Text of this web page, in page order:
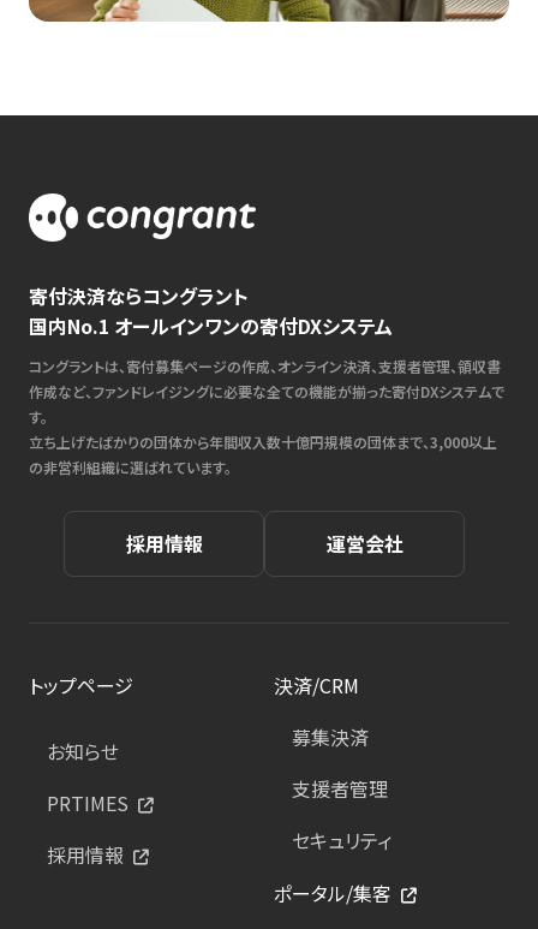
寄付決済ならコングラント
国内No.1 オールインワンの寄付DXシステム
コングラントは、寄付募集ページの作成、オンライン決済、支援者管理、領収書
作成など、ファンドレイジングに必要な全ての機能が揃った寄付DXシステムで
す。
立ち上げたばかりの団体から年間収入数十億円規模の団体まで、3,000以上
の非営利組織に選ばれています。
採用情報 運営会社
トップページ
お知らせ
PRTIMES
採用情報
決済/CRM
募集決済
支援者管理
セキュリティ
ポータル/集客